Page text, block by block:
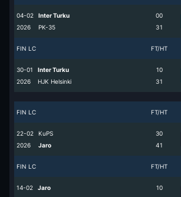
04-02
2026
Inter Turku
PK-35
0
3
0
1
FIN LC FT/HT
30-01
2026
Inter Turku
HJK Helsinki
1
3
0
1
FIN LC FT/HT
22-02
2026
KuPS
Jaro
3
4
0
1
FIN LC FT/HT
14-02
Jaro
10